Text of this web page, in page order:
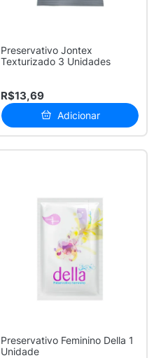
Preservativo Jontex
Texturizado 3 Unidades
R$13,69
Adicionar
Preservativo Feminino Della 1
Unidade